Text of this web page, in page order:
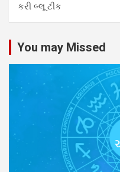
કરી બ્લૂ ટીક
You may Missed